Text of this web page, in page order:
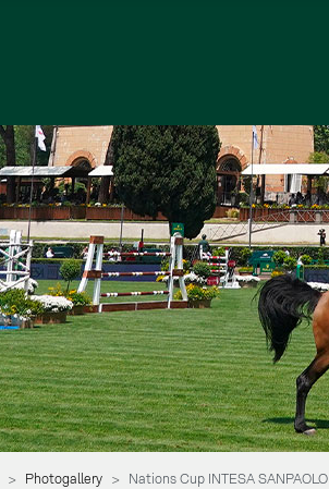
Photogallery Nations Cup INTESA SANPAOLO